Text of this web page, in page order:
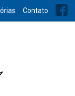
Contato